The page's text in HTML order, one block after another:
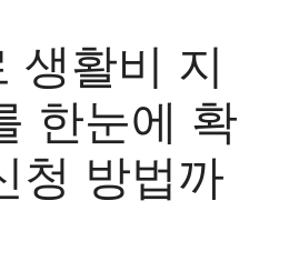
생활비 지
한눈에 확
청 방법까